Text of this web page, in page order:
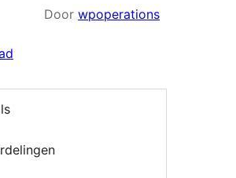
Door wpoperations